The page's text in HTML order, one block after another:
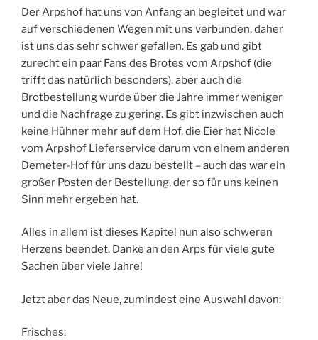
Der Arpshof hat uns von Anfang an begleitet und war
auf verschiedenen Wegen mit uns verbunden, daher
ist uns das sehr schwer gefallen. Es gab und gibt
zurecht ein paar Fans des Brotes vom Arpshof (die
trifft das natürlich besonders), aber auch die
Brotbestellung wurde über die Jahre immer weniger
und die Nachfrage zu gering. Es gibt inzwischen auch
keine Hühner mehr auf dem Hof, die Eier hat Nicole
vom Arpshof Lieferservice darum von einem anderen
Demeter-Hof für uns dazu bestellt – auch das war ein
großer Posten der Bestellung, der so für uns keinen
Sinn mehr ergeben hat.
Alles in allem ist dieses Kapitel nun also schweren
Herzens beendet. Danke an den Arps für viele gute
Sachen über viele Jahre!
Jetzt aber das Neue, zumindest eine Auswahl davon:
Frisches: